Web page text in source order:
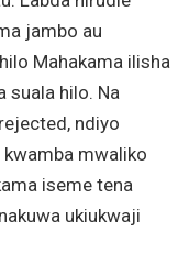
jambo au
Mahakama ilisha
suala hilo. Na
ndiyo
mwaliko
iseme tena
ukiukwaji